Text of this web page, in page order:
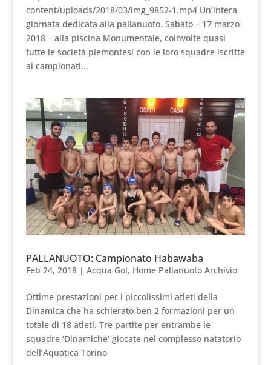
content/uploads/2018/03/img_9852-1.mp4 Un’intera
giornata dedicata alla pallanuoto. Sabato – 17 marzo
2018 – alla piscina Monumentale, coinvolte quasi
tutte le società piemontesi con le loro squadre iscritte
ai campionati...
PALLANUOTO: Campionato Habawaba
Feb 24, 2018| Acqua Gol, Home Pallanuoto Archivio
Ottime prestazioni per i piccolissimi atleti della
Dinamica che ha schierato ben 2 formazioni per un
totale di 18 atleti. Tre partite per entrambe le
squadre ‘Dinamiche’ giocate nel complesso natatorio
dell’Aquatica Torino